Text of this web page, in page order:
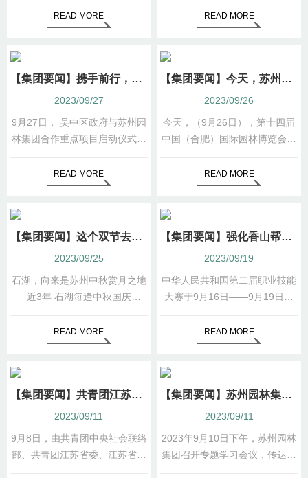
焦石湖、聚焦邀月，与全国人民
共享这里的月亮。
READ MORE
石湖景区正式开幕。
READ MORE
【集团要闻】携手前行，共谱新章 | 吴中区政府与苏州园林集团合作重点项目启动仪式在石湖举行
2023/09/27
9月27日， 吴中区政府与苏州园
林集团合作重点项目启动仪式暨
湖景区南门游客中心举行。
READ MORE
【集团要闻】今天，苏州园惊艳亮相第十四届中国（合肥）国际园林博览会
2023/09/26
今天，（9月26日），第十四届
中国（合肥）国际园林博览会精
的苏州园正式亮相。
READ MORE
【集团要闻】这个双节去哪儿High！ “石湖邀月” 约你 “湖山共乐 月下相逢”
2023/09/25
石湖，向来是苏州中秋赏月之地
近3年 石湖每逢中秋国庆
成功打造了两届“石湖邀月”中秋
活动
READ MORE
【集团要闻】强化香山帮技艺数字化保护！集团“数字香山帮”作品亮相第二届全国职业技能大赛
2023/09/19
中华人民共和国第二届职业技能
大赛于9月16日——9月19日在
来，规格最高、项目最多、规模
最大、水平最高、影响最广的综
READ MORE
【集团要闻】共青团江苏省委 共青团苏州市委关注集团香山帮传承创新工作
2023/09/11
9月8日，由共青团中央社会联络
部、共青团江苏省委、江苏省文
【集团要闻】苏州园林集团专题传达学习全市国有企业党的建设和改革深化提升工作会议精神
2023/09/11
2023年9月10日下午，苏州园林
集团召开专题学习会议，传达全